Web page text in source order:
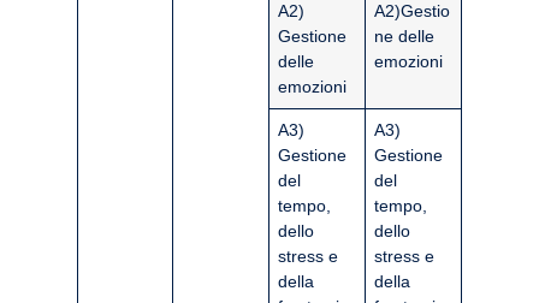
A2)
Gestione
delle
emozioni
A2)Gestio
ne delle
emozioni
A3)
Gestione
del
tempo,
dello
stress e
della
A3)
Gestione
del
tempo,
dello
stress e
della